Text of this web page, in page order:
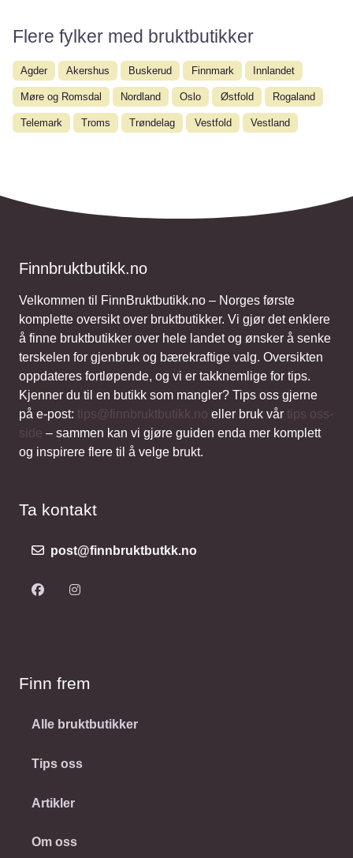
Flere fylker med bruktbutikker
Agder Akershus Buskerud Finnmark Innlandet
Møre og Romsdal Nordland Oslo Østfold Rogaland
Telemark Troms Trøndelag Vestfold Vestland
Finnbruktbutikk.no
Velkommen til FinnBruktbutikk.no – Norges første
komplette oversikt over bruktbutikker. Vi gjør det enklere
å finne bruktbutikker over hele landet og ønsker å senke
terskelen for gjenbruk og bærekraftige valg. Oversikten
oppdateres fortløpende, og vi er takknemlige for tips.
Kjenner du til en butikk som mangler? Tips oss gjerne
på e-post: tips@finnbruktbutikk.no eller bruk vår tips oss-
side – sammen kan vi gjøre guiden enda mer komplett
og inspirere flere til å velge brukt.
Ta kontakt
post@finnbruktbutkk.no
Finn frem
Alle bruktbutikker
Tips oss
Artikler
Om oss